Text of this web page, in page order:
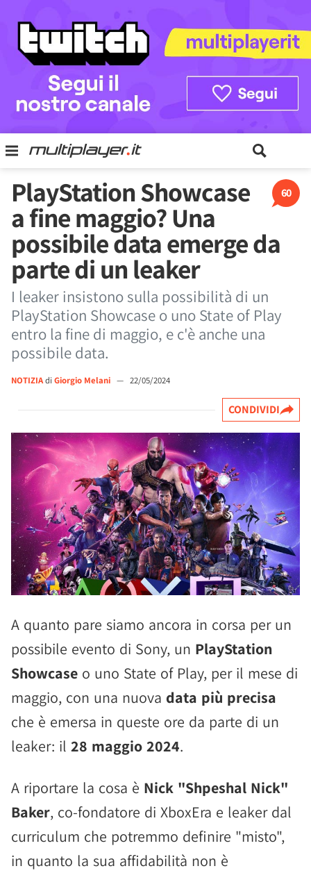
60
PlayStation Showcase
a fine maggio? Una
possibile data emerge da
parte di un leaker
I leaker insistono sulla possibilità di un
PlayStation Showcase o uno State of Play
entro la fine di maggio, e c'è anche una
possibile data.
NOTIZIAdi Giorgio Melani — 22/05/2024
CONDIVIDI
A quanto pare siamo ancora in corsa per un
possibile evento di Sony, un PlayStation
Showcase o uno State of Play, per il mese di
maggio, con una nuova data più precisa
che è emersa in queste ore da parte di un
leaker: il 28 maggio 2024.
A riportare la cosa è Nick "Shpeshal Nick"
Baker, co-fondatore di XboxEra e leaker dal
curriculum che potremmo definire "misto",
in quanto la sua affidabilità non è